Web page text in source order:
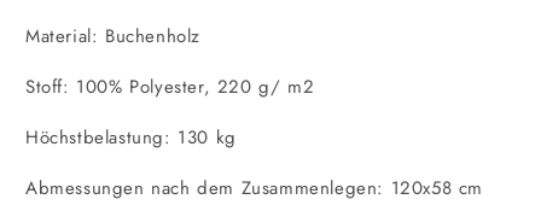
Material: Buchenholz
Stoff: 100% Polyester, 220 g/ m2
Höchstbelastung: 130 kg
Abmessungen nach dem Zusammenlegen: 120x58 cm